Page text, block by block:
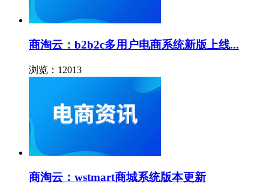
商淘云：b2b2c多用户电商系统新版上线...
浏览：12013
商淘云：wstmart商城系统版本更新